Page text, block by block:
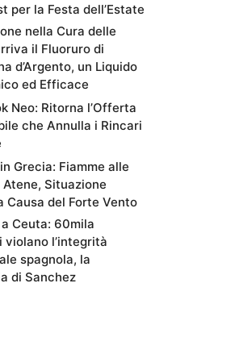
per la Festa dell’Estate
nella Cura delle
il Fluoruro di
d’Argento, un Liquido
ed Efficace
Neo: Ritorna l’Offerta
che Annulla i Rincari
Grecia: Fiamme alle
Situazione
Causa del Forte Vento
Ceuta: 60mila
violano l’integrità
spagnola, la
di Sanchez